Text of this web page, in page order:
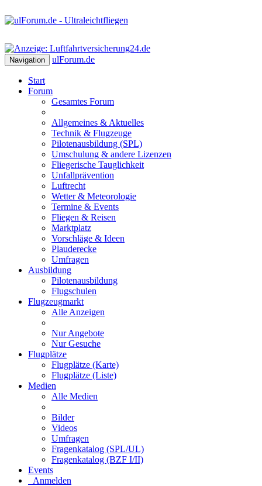
Navigation ulForum.de
Start
Forum
Gesamtes Forum
Allgemeines & Aktuelles
Technik & Flugzeuge
Pilotenausbildung (SPL)
Umschulung & andere Lizenzen
Fliegerische Tauglichkeit
Unfallprävention
Luftrecht
Wetter & Meteorologie
Termine & Events
Fliegen & Reisen
Marktplatz
Vorschläge & Ideen
Plauderecke
Umfragen
Ausbildung
Pilotenausbildung
Flugschulen
Flugzeugmarkt
Alle Anzeigen
Nur Angebote
Nur Gesuche
Flugplätze
Flugplätze (Karte)
Flugplätze (Liste)
Medien
Alle Medien
Bilder
Videos
Umfragen
Fragenkatalog (SPL/UL)
Fragenkatalog (BZF I/II)
Events
Anmelden